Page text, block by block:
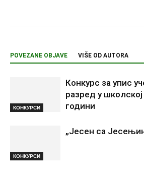
POVEZANE OBJAVE VIŠE OD AUTORA
КОНКУРСИ
Конкурс за упис
разред у
години
КОНКУРСИ
„Јесен са